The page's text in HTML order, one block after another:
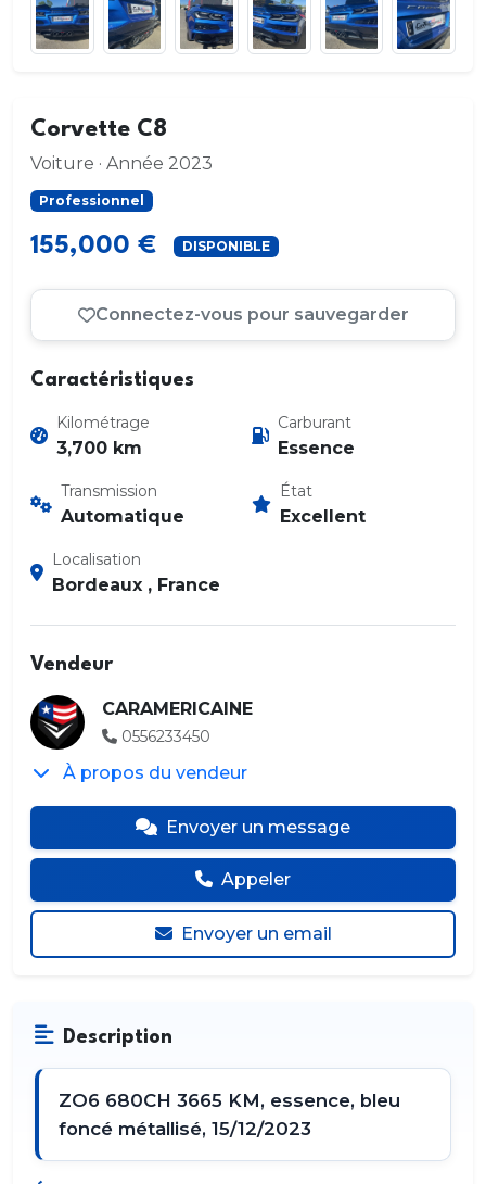
Corvette C8
Voiture · Année 2023
Professionnel
155,000 € DISPONIBLE
Connectez-vous pour sauvegarder
Caractéristiques
Kilométrage
3,700 km
Carburant
Essence
Transmission
Automatique
État
Excellent
Localisation
Bordeaux , France
Vendeur
CARAMERICAINE
0556233450
À propos du vendeur
Envoyer un message
Appeler
Envoyer un email
Description
ZO6 680CH 3665 KM, essence, bleu
foncé métallisé, 15/12/2023